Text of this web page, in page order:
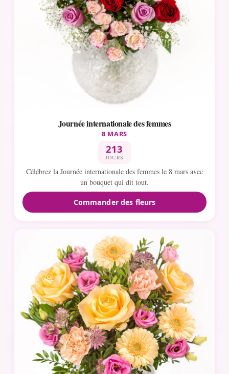
Journée internationale des femmes
8 MARS
213
JOURS
Célébrez la Journée internationale des femmes le 8 mars avec
un bouquet qui dit tout.
Commander des fleurs